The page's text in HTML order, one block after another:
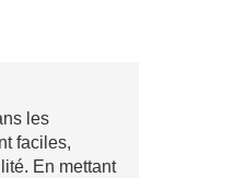
les
faciles,
En mettant